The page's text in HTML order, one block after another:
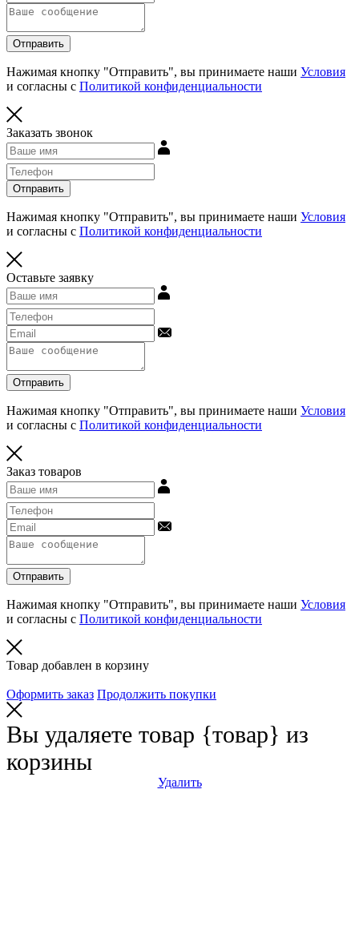
Отправить
Нажимая кнопку "Отправить", вы принимаете наши Условия
и согласны с Политикой конфиденциальности
Заказать звонок
Отправить
Нажимая кнопку "Отправить", вы принимаете наши Условия
и согласны с Политикой конфиденциальности
Оставьте заявку
Отправить
Нажимая кнопку "Отправить", вы принимаете наши Условия
и согласны с Политикой конфиденциальности
Заказ товаров
Отправить
Нажимая кнопку "Отправить", вы принимаете наши Условия
и согласны с Политикой конфиденциальности
Товар добавлен в корзину
Оформить заказ Продолжить покупки
Вы удаляете товар {товар} из
корзины
Удалить